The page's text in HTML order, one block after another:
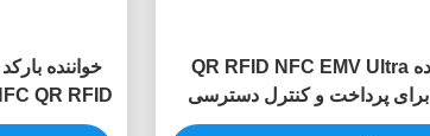
خواننده QR RFID NFC EMV Ultra
Slim برای پرداخت و کنترل دسترسی
موبایل